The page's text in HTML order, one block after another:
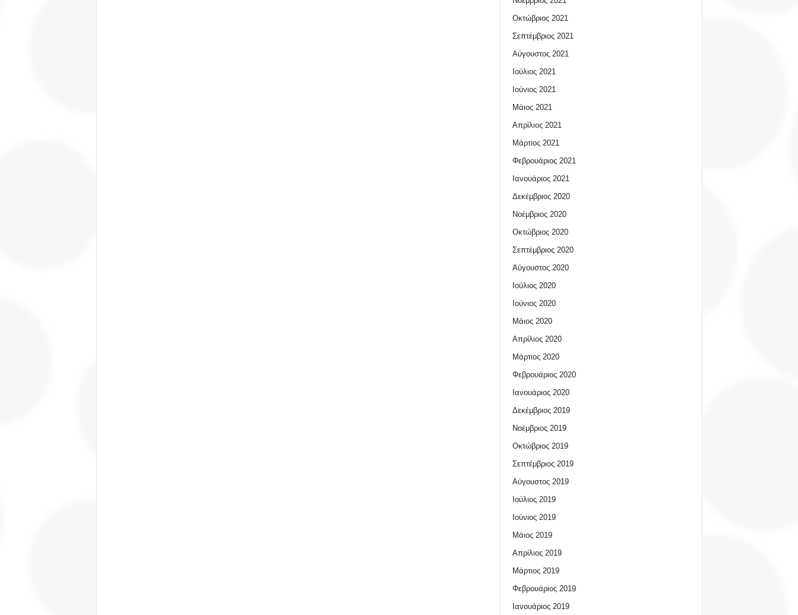
Οκτώβριος 2021
Σεπτέμβριος 2021
Αύγουστος 2021
Ιούλιος 2021
Ιούνιος 2021
Μάιος 2021
Απρίλιος 2021
Μάρτιος 2021
Φεβρουάριος 2021
Ιανουάριος 2021
Δεκέμβριος 2020
Νοέμβριος 2020
Οκτώβριος 2020
Σεπτέμβριος 2020
Αύγουστος 2020
Ιούλιος 2020
Ιούνιος 2020
Μάιος 2020
Απρίλιος 2020
Μάρτιος 2020
Φεβρουάριος 2020
Ιανουάριος 2020
Δεκέμβριος 2019
Νοέμβριος 2019
Οκτώβριος 2019
Σεπτέμβριος 2019
Αύγουστος 2019
Ιούλιος 2019
Ιούνιος 2019
Μάιος 2019
Απρίλιος 2019
Μάρτιος 2019
Φεβρουάριος 2019
Ιανουάριος 2019